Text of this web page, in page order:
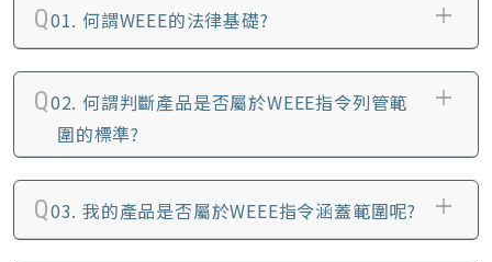
01. 何謂WEEE的法律基礎?
02. 何謂判斷產品是否屬於WEEE指令列管範
圍的標準?
03. 我的產品是否屬於WEEE指令涵蓋範圍呢?